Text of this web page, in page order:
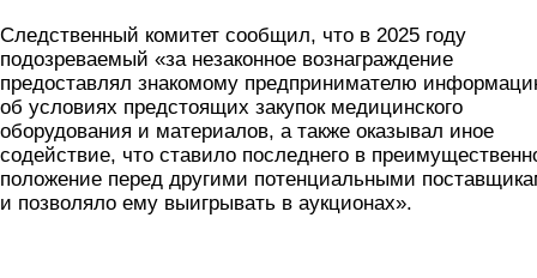
Следственный комитет сообщил, что в 2025 году
подозреваемый «за незаконное вознаграждение
предоставлял знакомому предпринимателю
об условиях предстоящих закупок медицинского
оборудования и материалов, а также оказывал иное
содействие, что ставило последнего в
положение перед другими потенциальными
и позволяло ему выигрывать в аукционах».